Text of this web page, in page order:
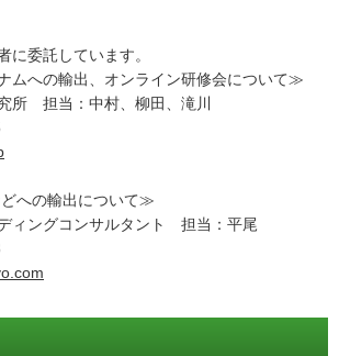
委託しています。
への輸出、オンライン研修会について≫
所 担当：中村、柳田、滝川
への輸出について≫
ィングコンサルタント 担当：平尾